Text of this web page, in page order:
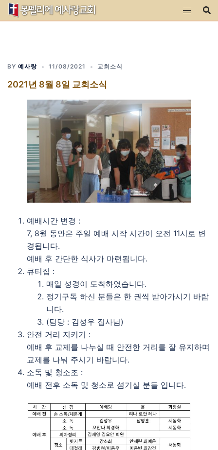
Skip
BY 예사랑 11/08/2021 교회소식
2021년 8월 8일 교회소식
예배시간 변경 :
7, 8월 동안은 주일 예배 시작 시간이 오전 11시로 변
경됩니다.
예배 후 간단한 식사가 마련됩니다.
큐티집 :
매일 성경이 도착하였습니다.
정기구독 하신 분들은 한 권씩 받아가시기 바랍
니다.
(담당 : 김성우 집사님)
안전 거리 지키기 :
예배 후 교제를 나누실 때 안전한 거리를 잘 유지하며
교제를 나눠 주시기 바랍니다.
소독 및 청소조 :
예배 전후 소독 및 청소로 섬기실 분들 입니다.